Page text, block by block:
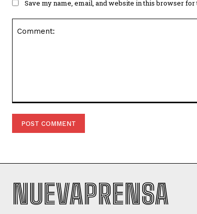
Save my name, email, and website in this browser
NUEVAPRENSA